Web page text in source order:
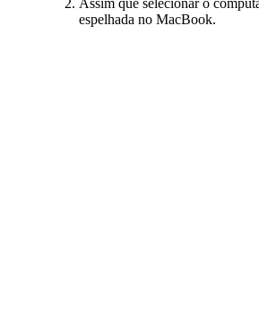
Assim que selecionar o
espelhada no MacBook.